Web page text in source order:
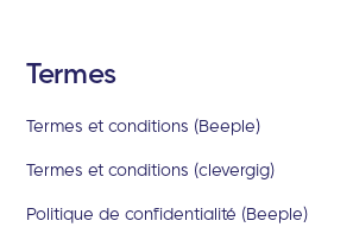
Termes
Termes et conditions (Beeple)
Termes et conditions (clevergig)
Politique de confidentialité (Beeple)